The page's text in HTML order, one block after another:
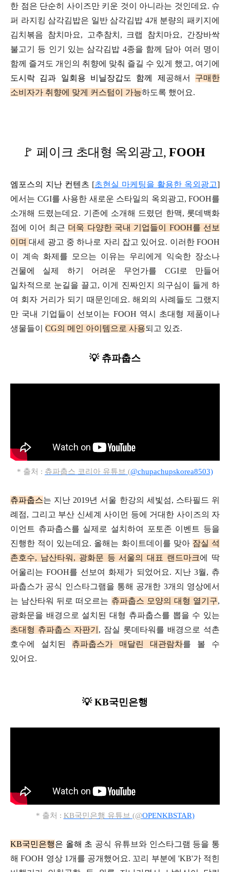
한 점은 단순히 사이즈만 키운 것이 아니라는 것인데요. 슈
퍼 라지킹 삼각김밥은 일반 삼각김밥 4개 분량의 패키지에
김치볶음 참치마요, 고추참치, 크랩 참치마요, 간장바싹
불고기 등 인기 있는 삼각김밥 4종을 함께 담아 여러 명이
함께 즐겨도 개인의 취향에 맞춰 즐길 수 있게 했고, 여기에
도시락 김과 일회용 비닐장갑도 함께 제 공해서 구매한
소비자가 취향에 맞게 커스텀이 가능하도록 했어요.
🚩 페이크 초대형 옥외광고,FOOH
엠포스의 지난 컨텐츠 [초현실 마케팅을 활용한 옥외광고]
에서는 CGI를 사용한 새로운 스타일의 옥외광고, FOOH를
소개해 드렸는데요. 기존에 소개해 드렸던 한맥, 롯데백화
점에 이어 최근 더욱 다양한 국내 기업들이 FOOH를 선보
이며대세 광고 중 하나로 자리 잡고 있어요. 이러한 FOOH
이 계속 화제를 모으는 이유는 우리에게 익숙한 장소나
건물에 실제 하기 어려운 무언가를 CGI로 만들어
일차적으로 눈길을 끌고, 이게 진짜인지 의구심이 들게 하
여 회자 거리가 되기 때문인데요. 해외의 사례들도 그랬지
만 국내 기업들이 선보이는 FOOH 역시 초대형 제품이나
생물들이 CG의 메인 아이템으로 사용되고 있죠.
💡츄파춥스
* 출처 : 츄파춥스 코리아 유튜브 (@chupachupskorea8503)
츄파춥스는 지난 2019년 서울 한강의 세빛섬, 스타필드 위
례점, 그리고 부산 신세계 사이먼 등에 거대한 사이즈의 자
이언트 츄파춥스를 실제로 설치하여 포토존 이벤트 등을
진행한 적이 있는데요. 올해는 화이트데이를 맞아 잠실 석
촌호수, 남산타워, 광화문 등서울의 대표 랜드마크에 딱
어울리는 FOOH를 선보여 화제가 되었어요. 지난 3월, 츄
파춥스가 공식 인스타그램을 통해 공개한 3개의 영상에서
는 남산타워 뒤로 떠오르는 츄파춥스 모양의 대형 열기구,
광화문을 배경으로 설치된 대형 츄파춥스를 뽑을 수 있는
초대형 츄파춥스 자판기 , 잠실 롯데타워를 배경으로 석촌
호수에 설치된 츄파춥스가 매달린 대관람차를 볼 수
있어요.
💡 KB국민은행
* 출처 : KB국민은행 유튜브 (@OPENKBSTAR)
KB국민은행은 올해 초 공식 유튜브와 인스타그램 등을 통
해FOOH 영상 1개를 공개했어요. 꼬리 부분에 'KB'가 적힌